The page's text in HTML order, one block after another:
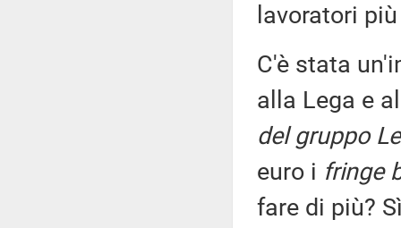
lavoratori
C'è stata
alla Lega e
del gruppo
euro i fringe
fare di più?